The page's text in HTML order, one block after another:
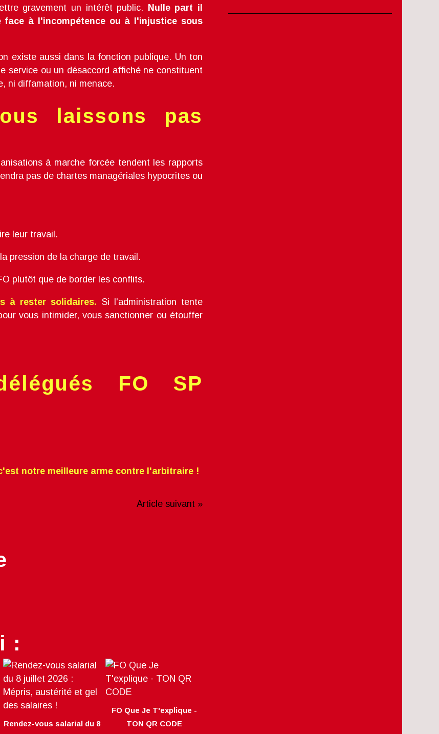
gravement un intérêt public.
Nulle part il
à l'incompétence ou à l'injustice sous
existe aussi dans la fonction publique. Un ton
service ou un désaccord affiché ne constituent
ni diffamation, ni menace.
laissons pas
à marche forcée tendent les rapports
pas de chartes managériales hypocrites ou
leur travail.
pression de la charge de travail.
plutôt que de border les conflits.
à rester solidaires. Si l'administration tente
vous intimider, vous sanctionner ou étouffer
FO SP
notre meilleure arme contre l'arbitraire !
Article suivant »
:
Rendez-vous salarial du 8
FO Que Je T'explique -
TON QR CODE